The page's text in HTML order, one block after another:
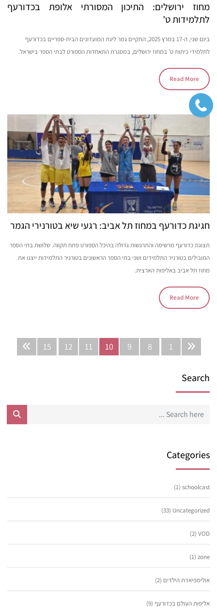
מחוז ירושלים: התיכון המסורתי אלופת בכדורעף
לתלמידות ט’
ביום שני, ה-17 במרץ 2025, התקיים גמר ליגת המועדונים הבית-ספריים בכדורעף
לתלמידי כיתות ט’ במחוז ירושלים, במסגרת התאחדות הספורט לבתי הספר בישראל.
Read More
חגיגת כדורעף במחוז תל אביב: רגעי שיא בטורנירי הגמר
תצוגת כדורעף מרשימה והתרגשות גדולה בהיכל הספורט פתח תקווה. שלושת בתי הספר
המובילים בטורניר התלמידים ושני בתי הספר הראשונים בטורניר התלמידות ייצגו את
מחוז תל אביב באליפות הארצית.
Read More
1
8
9
10
11
12
15
Search
Categories
schoolcast
(1)
Uncategorized
(33)
VOD
(2)
zone
(1)
אולימפיאדת הילדים (2)
אליפות העולם בכדורעף (9)